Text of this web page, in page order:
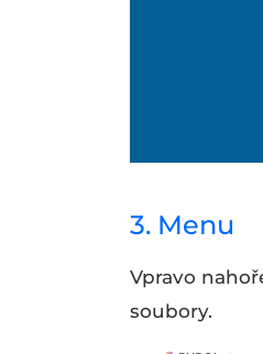
3. Menu
Vpravo
soubory.